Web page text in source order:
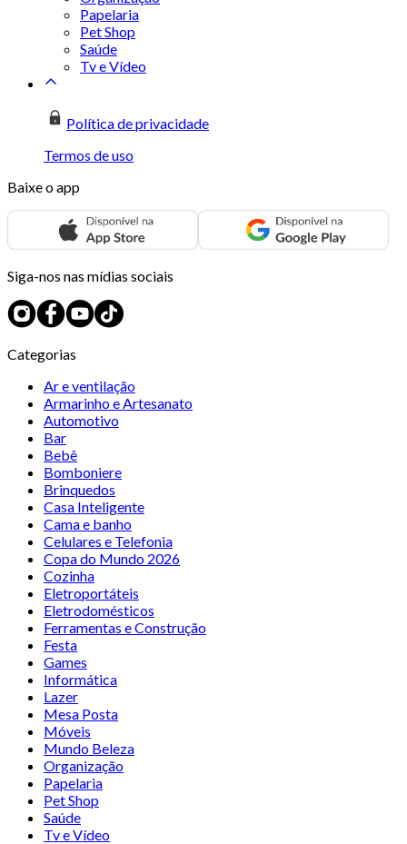
Papelaria
Pet Shop
Saúde
Tv e Vídeo
Política de privacidade
Termos de uso
Baixe o app
Siga-nos nas mídias sociais
Categorias
Ar e ventilação
Armarinho e Artesanato
Automotivo
Bar
Bebê
Bomboniere
Brinquedos
Casa Inteligente
Cama e banho
Celulares e Telefonia
Copa do Mundo 2026
Cozinha
Eletroportáteis
Eletrodomésticos
Ferramentas e Construção
Festa
Games
Informática
Lazer
Mesa Posta
Móveis
Mundo Beleza
Organização
Papelaria
Pet Shop
Saúde
Tv e Vídeo